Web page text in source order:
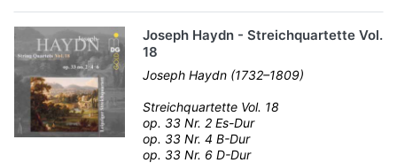
Joseph Haydn - Streichquartette Vol.
18
Joseph Haydn (1732–1809)
Streichquartette Vol. 18
op. 33 Nr. 2 Es-Dur
op. 33 Nr. 4 B-Dur
op. 33 Nr. 6 D-Dur